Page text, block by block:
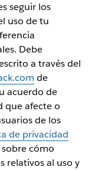
seguir los
uso de tu
Debe
a través del
de
acuerdo de
que afecte o
de los
de privacidad
cómo
relativos al uso y